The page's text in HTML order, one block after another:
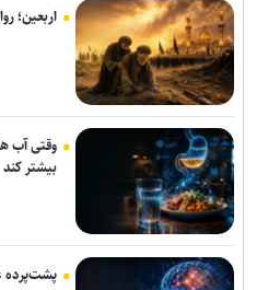
اربعین؛
وقتی آب
بیشتر کند
پشت‌پرده